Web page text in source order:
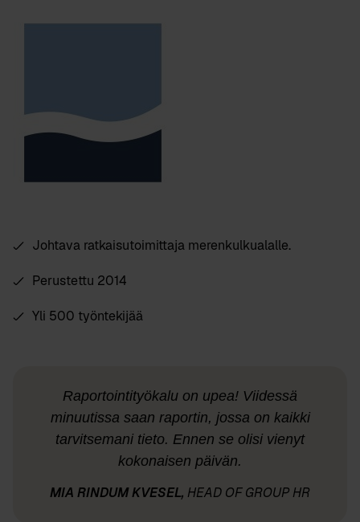
Johtava ratkaisutoimittaja merenkulkualalle.
Perustettu 2014
Yli 500 työntekijää
Raportointityökalu on upea! Viidessä
minuutissa saan raportin, jossa on kaikki
tarvitsemani tieto. Ennen se olisi vienyt
kokonaisen päivän.
MIA RINDUM KVESEL, HEAD OF GROUP HR